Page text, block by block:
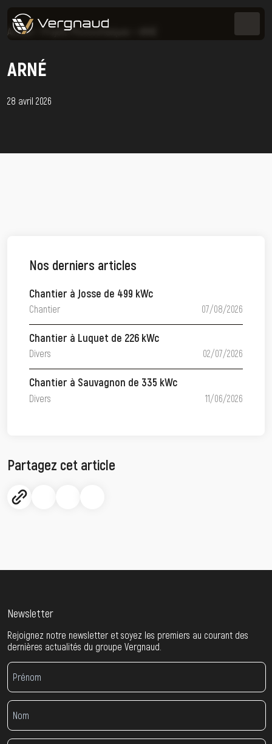
Accueil Projets Photovoltaïques
ARNÉ
28 avril 2026
Nos derniers articles
Chantier à Josse de 499 kWc
Chantier 07/08/2026
Chantier à Luquet de 226 kWc
Divers 02/07/2026
Chantier à Sauvagnon de 335 kWc
Divers 11/06/2026
Partagez cet article
Newsletter
Rejoignez notre newsletter et soyez les premiers au courant des
dernières actualités du groupe Vergnaud.